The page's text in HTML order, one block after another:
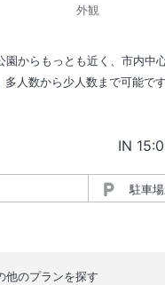
外観
園からもっとも近く、市内中
多人数から少人数まで可能で
IN チ
駐車
他のプランを探す